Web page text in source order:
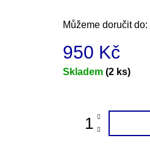
Můžeme doručit do:
950 Kč
Měrná
Skladem (2 ks)
380 Kč